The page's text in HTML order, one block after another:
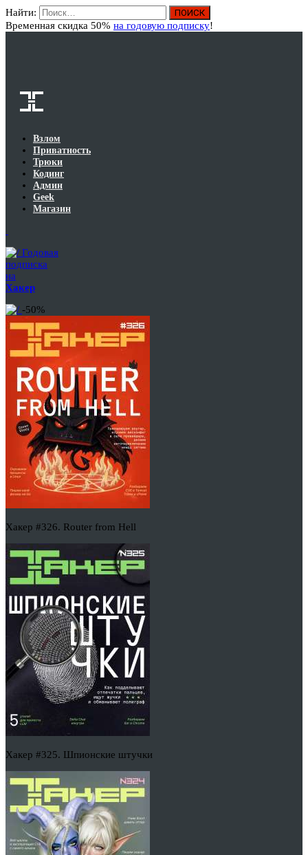
Найти:
Временная скидка 50% на годовую подписку!
Взлом
Приватность
Трюки
Кодинг
Админ
Geek
Магазин
Годовая
подписка
на
Хакер
-50%
Хакер #326. Router from Hell
Хакер #325. Шпионские штучки